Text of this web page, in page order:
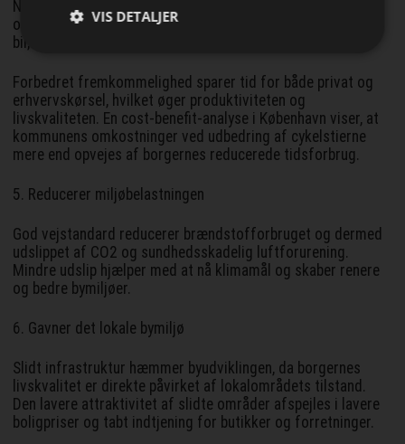
Når vejene er velholdte og i god stand, sikres en mere jævn
og stabil kørsel for alle trafikanter – uanset om man kører
bil, cykler eller bruger andre transportformer.
Forbedret fremkommelighed sparer tid for både privat og
erhvervskørsel, hvilket øger produktiviteten og
livskvaliteten. En cost-benefit-analyse i København viser, at
kommunens omkostninger ved udbedring af cykelstierne
mere end opvejes af borgernes reducerede tidsforbrug.
5. Reducerer miljøbelastningen
God vejstandard reducerer brændstofforbruget og dermed
udslippet af CO2 og sundhedsskadelig luftforurening.
Mindre udslip hjælper med at nå klimamål og skaber renere
og bedre bymiljøer.
6. Gavner det lokale bymiljø
Slidt infrastruktur hæmmer byudviklingen, da borgernes
livskvalitet er direkte påvirket af lokalområdets tilstand.
Den lavere attraktivitet af slidte områder afspejles i lavere
boligpriser og tabt indtjening for butikker og forretninger.
VIS DETALJER